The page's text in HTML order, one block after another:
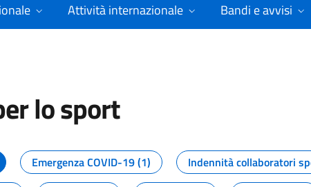
Attività internazionale Bandi e avvisi
lo sport
dal Dipartimento per lo
Emergenza COVID-19 (1) Indennità collaboratori